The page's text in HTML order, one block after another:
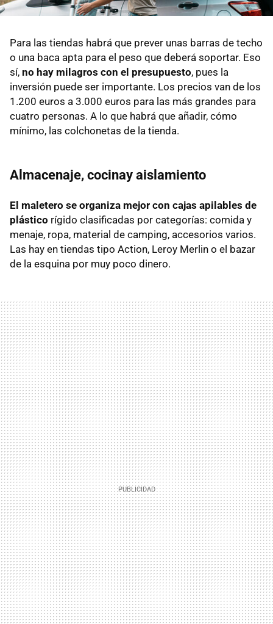
Para las tiendas habrá que prever unas barras de techo
o una baca apta para el peso que deberá soportar. Eso
sí, no hay milagros con el presupuesto, pues la
inversión puede ser importante. Los precios van de los
1.200 euros a 3.000 euros para las más grandes para
cuatro personas. A lo que habrá que añadir, cómo
mínimo, las colchonetas de la tienda.
Almacenaje, cocinay aislamiento
El maletero se organiza mejor con cajas apilables de
plástico rígido clasificadas por categorías: comida y
menaje, ropa, material de camping, accesorios varios.
Las hay en tiendas tipo Action, Leroy Merlin o el bazar
de la esquina por muy poco dinero.